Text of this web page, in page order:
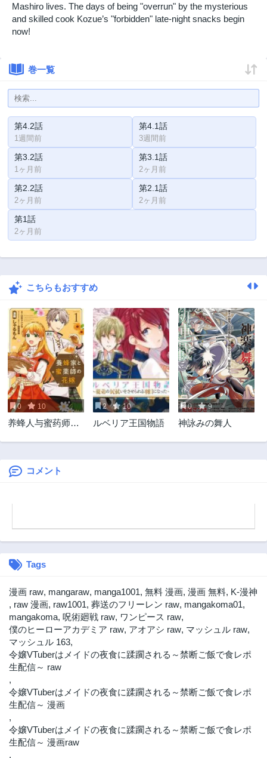
Mashiro lives. The days of being "overrun" by the mysterious
and skilled cook Kozue’s "forbidden" late-night snacks begin
now!
巻一覧
第4.2話
1週間前
第4.1話
3週間前
第3.2話
1ヶ月前
第3.1話
2ヶ月前
第2.2話
2ヶ月前
第2.1話
2ヶ月前
第1話
2ヶ月前
こちらもおすすめ
0 10
养蜂人与蜜药师新
2 10
ルベリア王国物語
0 9
神詠みの舞人
コメント
Tags
漫画 raw, mangaraw, manga1001, 無料 漫画, 漫画 無料, K-漫神
, raw 漫画, raw1001, 葬送のフリーレン raw, mangakoma01,
mangakoma, 呪術廻戦 raw, ワンピース raw,
僕のヒーローアカデミア raw, アオアシ raw, マッシュル raw,
マッシュル 163,
令嬢VTuberはメイドの夜食に蹂躙される～禁断ご飯で食レポ
生配信～ raw
,
令嬢VTuberはメイドの夜食に蹂躙される～禁断ご飯で食レポ
生配信～ 漫画
,
令嬢VTuberはメイドの夜食に蹂躙される～禁断ご飯で食レポ
生配信～ 漫画raw
,